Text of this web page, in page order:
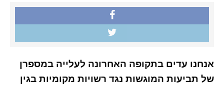
אנחנו עדים בתקופה האחרונה לעלייה במספרן
של תביעות המוגשות נגד רשויות מקומיות בגין